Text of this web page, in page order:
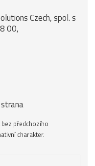
Czech, spol. s
00,
předchozího
charakter.